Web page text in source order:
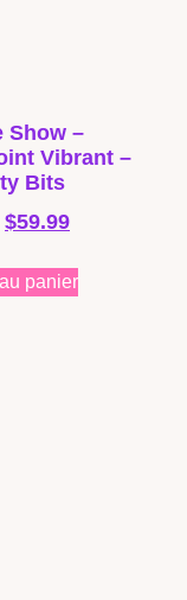
Show –
Vibrant –
Bits
$59.99
panier